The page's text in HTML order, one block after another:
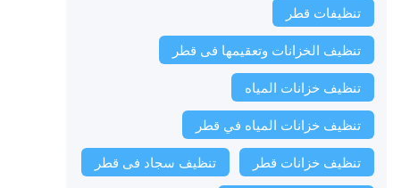
تنظيفات قطر
تنظيف الخزانات وتعقيمها فى قطر
تنظيف خزانات المياه
تنظيف خزانات المياه في قطر
تنظيف خزانات قطر تنظيف سجاد فى قطر